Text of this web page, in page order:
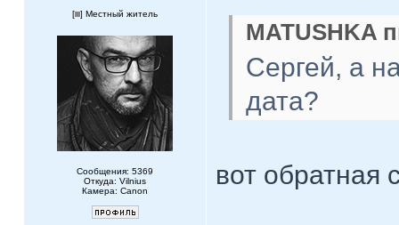
[ ] Местный житель
Сообщения: 5369
Откуда: Vilnius
Камера: Canon
MATUSHKA
Сергей, а
дата?
вот обратная